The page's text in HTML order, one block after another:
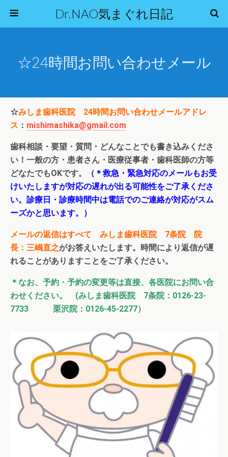
Dr.NAO気まぐれ日記
☆24時間お問い合わせメール
☆みしま歯科医院 24時間お問い合わせメールアドレ
ス ： mishimashika@gmail.com
歯科相談・要望・質問・どんなことでも書き込みくださ
い！ 一般の方・患者さん・医療従事者・歯科医師の方等
どなたでもOKです。
（＊救急・緊急対応のメールもお受
けいたしますが対応の遅れが出る可能性をご了承くださ
い。診療日・診療時間中は電話でのご連絡が対応がスム
ーズかと思います。）
メールの返信はすべて みしま歯科医院 7条院 院
長：三嶋直之がお答えいたします。時間により返信が遅
れることがありますことをご了承ください。
＊なお、予約・予約の変更等は直接、各医院にお問い合
わせください。
(みしま歯科医院 7条院：0126-23-
7733 栗沢院：0126-45-2277）